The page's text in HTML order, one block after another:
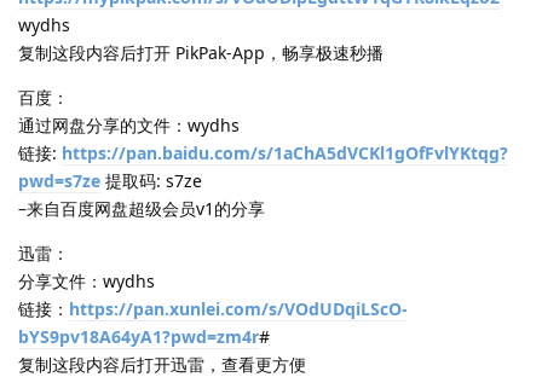
wydhs
复制这段内容后打开 PikPak-App，畅享极速秒播
百度：
通过网盘分享的文件：wydhs
链接: https://pan.baidu.com/s/1aChA5dVCKl1gOfFvlYKtqg?
pwd=s7ze 提取码: s7ze
–来自百度网盘超级会员v1的分享
迅雷：
分享文件：wydhs
链接： https://pan.xunlei.com/s/VOdUDqiLScO-
bYS9pv18A64yA1?pwd=zm4r#
复制这段内容后打开迅雷，查看更方便